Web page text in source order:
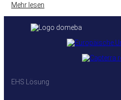
Mehr lesen
EHS Lösung